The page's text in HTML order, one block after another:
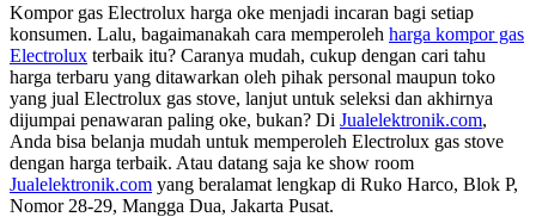
Kompor gas Electrolux harga oke menjadi incaran bagi setiap
konsumen. Lalu, bagaimanakah cara memperoleh harga kompor gas
Electrolux terbaik itu? Caranya mudah, cukup dengan cari tahu
harga terbaru yang ditawarkan oleh pihak personal maupun toko
yang jual Electrolux gas stove, lanjut untuk seleksi dan akhirnya
dijumpai penawaran paling oke, bukan? Di Jualelektronik.com,
Anda bisa belanja mudah untuk memperoleh Electrolux gas stove
dengan harga terbaik. Atau datang saja ke show room
Jualelektronik.com yang beralamat lengkap di Ruko Harco, Blok P,
Nomor 28-29, Mangga Dua, Jakarta Pusat.